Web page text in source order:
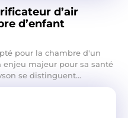
d’air
d’enfant
pour la chambre d'un
majeur pour sa santé
se distinguent...